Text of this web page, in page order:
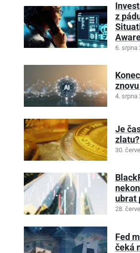
z
6. srpna
4. srpna
Je
zlatu?
30.
ubrat
28.
Fed
čeká